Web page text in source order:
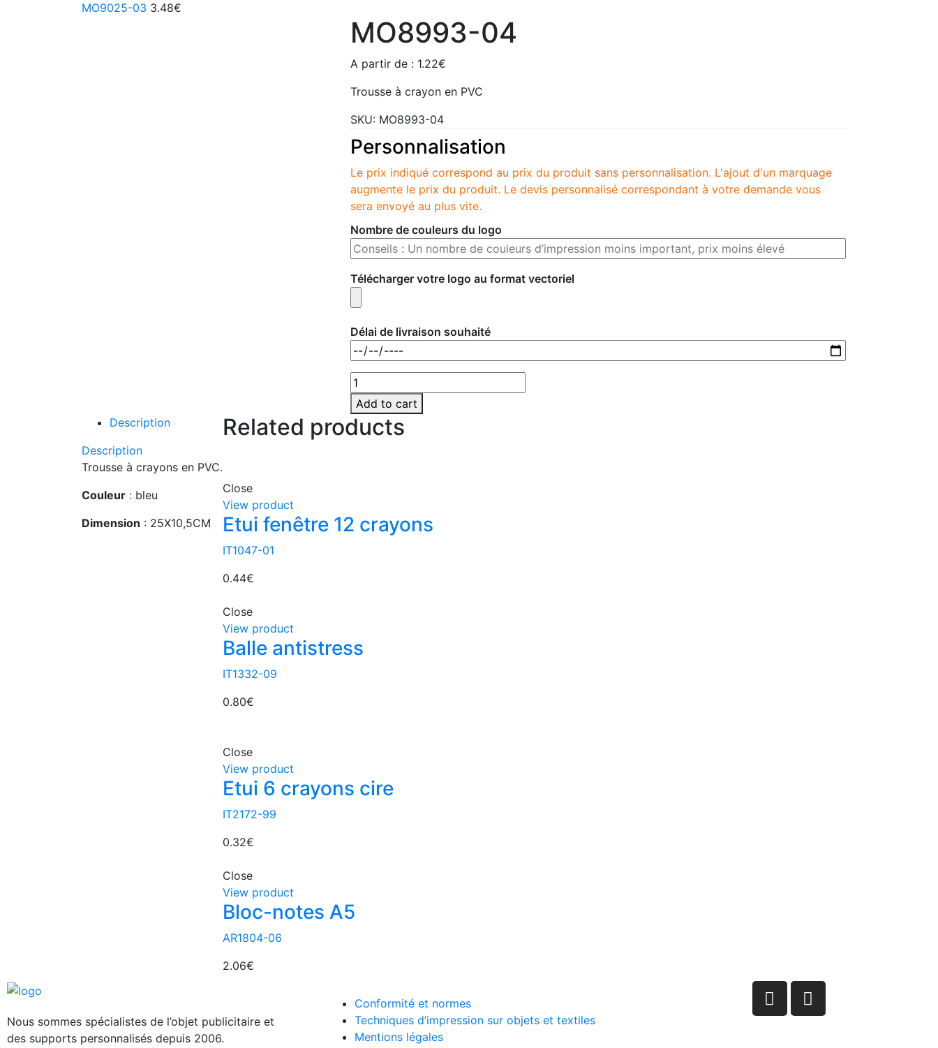
MO9025-03 3.48€
MO8993-04
A partir de : 1.22€
Trousse à crayon en PVC
SKU: MO8993-04
Personnalisation
Le prix indiqué correspond au prix du produit sans personnalisation. L'ajout d'un marquage
augmente le prix du produit. Le devis personnalisé correspondant à votre demande vous
sera envoyé au plus vite.
Nombre de couleurs du logo
Télécharger votre logo au format vectoriel
Délai de livraison souhaité
Add to cart
Description
Description
Trousse à crayons en PVC.
Couleur : bleu
Dimension : 25X10,5CM
Related products
Close
View product
Etui fenêtre 12 crayons
IT1047-01
0.44€
Close
View product
Balle antistress
IT1332-09
0.80€
Close
View product
Etui 6 crayons cire
IT2172-99
0.32€
Close
View product
Bloc-notes A5
AR1804-06
2.06€
Nous sommes spécialistes de l’objet publicitaire et
des supports personnalisés depuis 2006.
Conformité et normes
Techniques d’impression sur objets et textiles
Mentions légales